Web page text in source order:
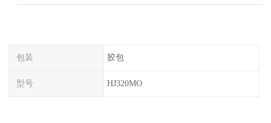
包装 胶包
型号 HJ320MO